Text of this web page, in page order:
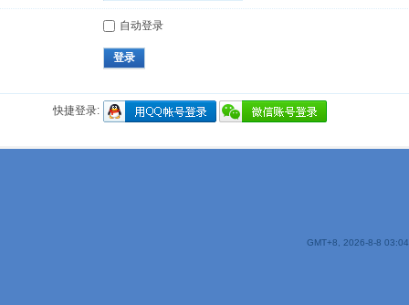
自动登录
登录
快捷登录:
GMT+8, 2026-8-8 03:04